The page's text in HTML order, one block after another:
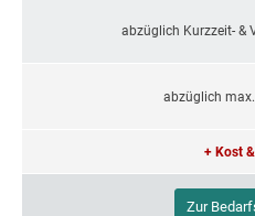
abzüglich Kurzzeit- &
abzüglich
+ Kost
Zur